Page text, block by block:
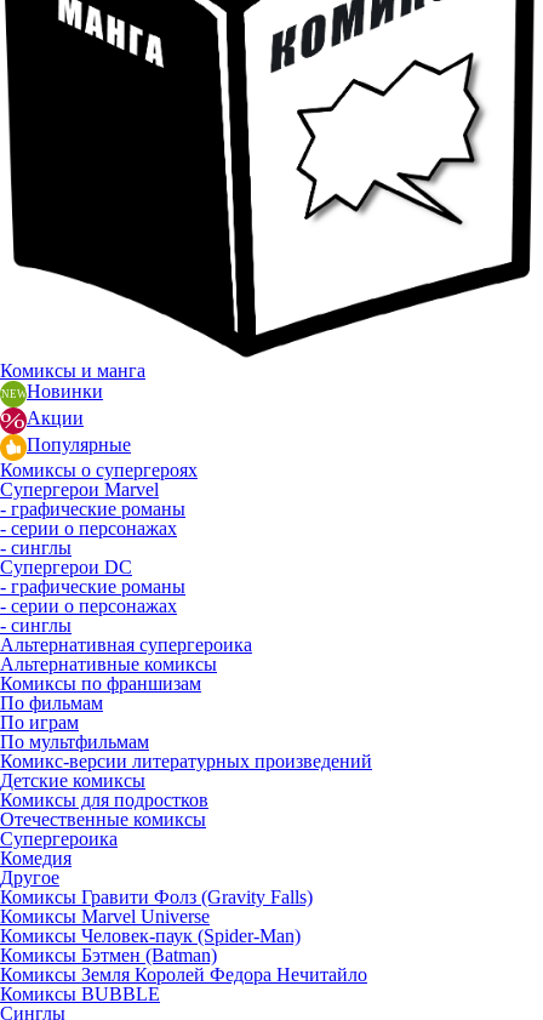
Комиксы и манга
Новинки
Акции
Популярные
Комиксы о супергероях
Супергерои Marvel
- графические романы
- серии о персонажах
- синглы
Супергерои DC
- графические романы
- серии о персонажах
- синглы
Альтернативная супергероика
Альтернативные комиксы
Комиксы по франшизам
По фильмам
По играм
По мультфильмам
Комикс-версии литературных произведений
Детские комиксы
Комиксы для подростков
Отечественные комиксы
Супергероика
Комедия
Другое
Комиксы Гравити Фолз (Gravity Falls)
Комиксы Marvel Universe
Комиксы Человек-паук (Spider-Man)
Комиксы Бэтмен (Batman)
Комиксы Земля Королей Федора Нечитайло
Комиксы BUBBLE
Синглы